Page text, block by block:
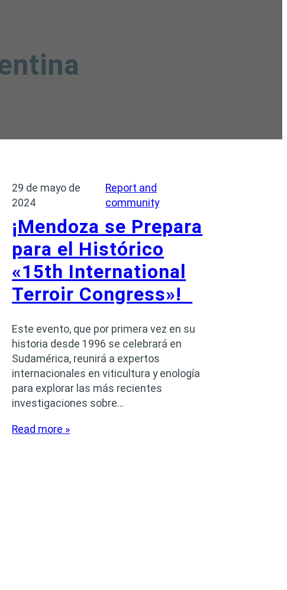
29 de mayo de
2024
Report and
community
¡Mendoza se Prepara
para el Histórico
«15th International
Terroir Congress»!
Este evento, que por primera vez en su
historia desde 1996 se celebrará en
Sudamérica, reunirá a expertos
internacionales en viticultura y enología
para explorar las más recientes
investigaciones sobre…
Read more »